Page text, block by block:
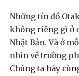
Những tín đồ
không riêng gì ở
Nhật Bản. Và ở
nhìn về trường
Chúng ta hãy